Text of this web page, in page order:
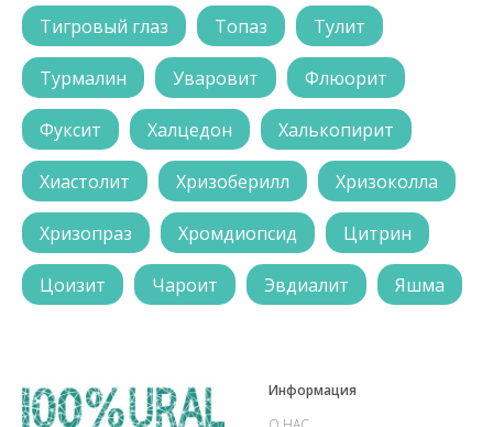
Тигровый глаз Топаз Тулит
Турмалин Уваровит Флюорит
Фуксит Халцедон Халькопирит
Хиастолит Хризоберилл Хризоколла
Хризопраз Хромдиопсид Цитрин
Цоизит Чароит Эвдиалит Яшма
Информация